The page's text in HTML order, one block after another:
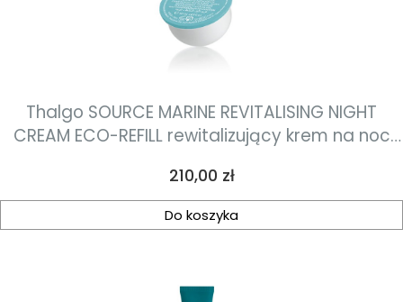
Thalgo SOURCE MARINE REVITALISING NIGHT
CREAM ECO-REFILL rewitalizujący krem na noc
Cena
210,00 zł
Do koszyka